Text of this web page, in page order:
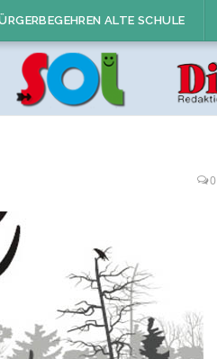
ALTE SCHULE
0